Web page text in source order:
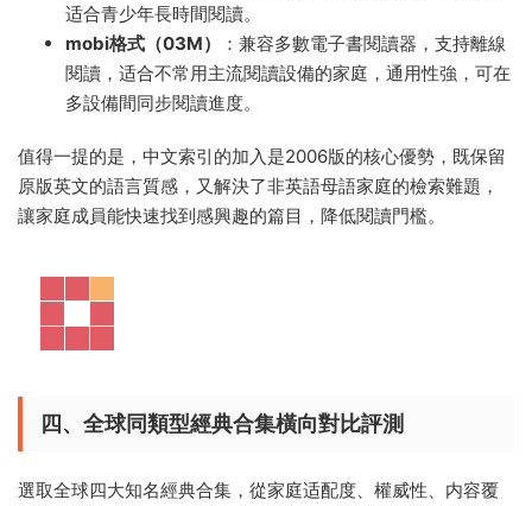
适合青少年長時間閱讀。
mobi格式（03M）
：兼容多數電子書閱讀器，支持離線
閱讀，适合不常用主流閱讀設備的家庭，通用性強，可在
多設備間同步閱讀進度。
值得一提的是，中文索引的加入是2006版的核心優勢，既保留
原版英文的語言質感，又解決了非英語母語家庭的檢索難題，
讓家庭成員能快速找到感興趣的篇目，降低閱讀門檻。
四、全球同類型經典合集橫向對比評測
選取全球四大知名經典合集，從家庭适配度、權威性、内容覆